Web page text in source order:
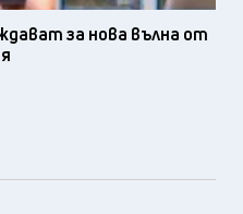
за нова вълна от